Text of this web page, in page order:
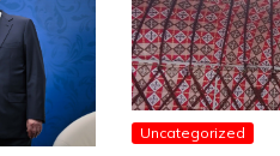
Uncategorized